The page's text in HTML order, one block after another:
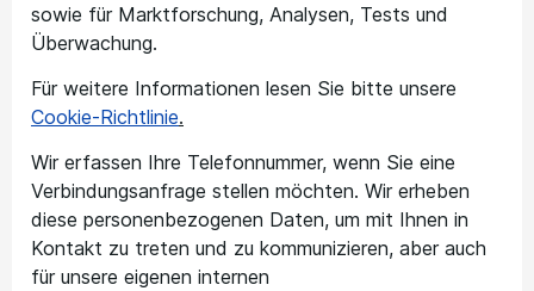
sowie für Marktforschung, Analysen, Tests und
Überwachung.
Für weitere Informationen lesen Sie bitte unsere
Cookie-Richtlinie.
Wir erfassen Ihre Telefonnummer, wenn Sie eine
Verbindungsanfrage stellen möchten. Wir erheben
diese personenbezogenen Daten, um mit Ihnen in
Kontakt zu treten und zu kommunizieren, aber auch
für unsere eigenen internen